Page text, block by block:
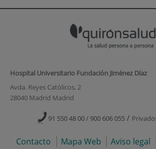
Hospital Universitario Fundación Jiménez Díaz
Avda. Reyes Católicos, 2
28040 Madrid Madrid
91 550 48 00 / 900 606 055 /
Contacto Mapa Web Aviso legal